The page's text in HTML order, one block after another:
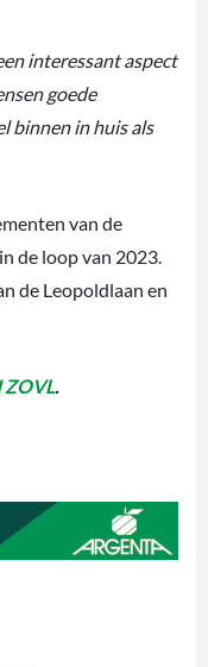
interessant aspect
goede
binnen in huis als
van de
de loop van 2023.
de Leopoldlaan en
ZOVL.